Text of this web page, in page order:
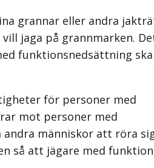
grannar eller andra
jaga på grannmarken.
funktionsnedsättning
för personer med
mot personer med
människor att röra
så att jägare med